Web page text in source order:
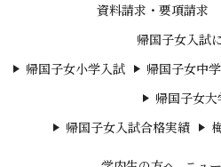
資料請求・要項請求
帰国子女入試
帰国子女小学入試
帰国子女中
帰国子女
帰国子女入試合格実績